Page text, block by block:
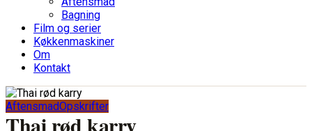
Bagning
Film og serier
Køkkenmaskiner
Om
Kontakt
AftensmadOpskrifter
Thai rød karry